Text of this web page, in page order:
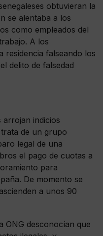
obtuvieran la
se alentaba a los
como empleados del
A los
residencia falseando los
delito de falsedad
arrojan indicios
de un grupo
legal de una
el pago de cuotas a
para
De momento se
a unos 90
ONG desconocían que